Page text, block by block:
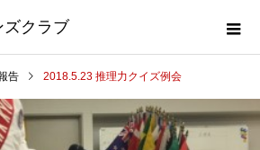
ズクラブ
告 2018.5.23 推理力クイズ例会